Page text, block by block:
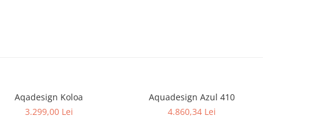
Aqadesign Koloa
3.299,00 Lei
Aquadesign Azul 410
4.860,34 Lei